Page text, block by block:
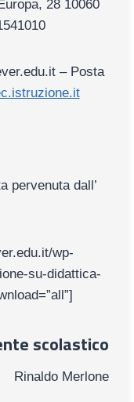
28 10060
– Posta
pervenuta dall’
wp-
su-didattica-
scolastico
Rinaldo Merlone